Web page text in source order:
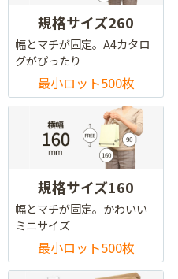
規格サイズ260
幅とマチが固定。A4カタロ
グがぴったり
最小ロット500枚
規格サイズ160
幅とマチが固定。かわいい
ミニサイズ
最小ロット500枚